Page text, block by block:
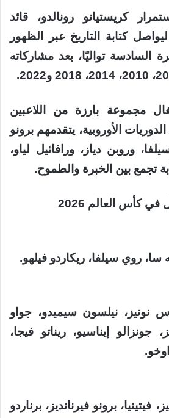
كريستيانو رونالدو، قائد
كتابة التاريخ عبر الظهور
السادسة تواليًا، بعد مشاركاته
مجموعة بارزة من اللاعبين
الأوروبية، يتقدمهم برونو
وروبن دياز، ورافائيل لياو،
تجمع بين الخبرة والطموح.
كأس العالم 2026
روي سيلفا، ريكاردو فيلهو.
نونيز، نيلسون سيميدو، جواو
جونزالو إيناسيو، ريناتو فيجا،
فيتينيا، برونو فيرنانديز، برناردو